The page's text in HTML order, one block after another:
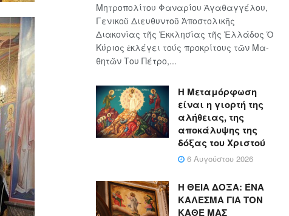
Μητροπολίτου Φαναρίου Ἀγαθαγγέλου,
Γενικοῦ Διευθυντοῦ Ἀποστολικῆς
Διακονίας τῆς Ἐκκλησίας τῆς Ἑλλάδος Ὁ
Κύ­ρι­ος ἐκλέγει τούς προ­κρί­τους τῶν Μα­
θη­τῶν Του Πέ­τρο,...
Η Μεταμόρφωση
είναι η γιορτή της
αλήθειας, της
αποκάλυψης της
δόξας του Χριστού
6 Αυγούστου 2026
Η ΘΕΙΑ ΔΟΞΑ: ΈΝΑ
ΚΑΛΕΣΜΑ ΓΙΑ ΤΟΝ
ΚΑΘΕ ΜΑΣ